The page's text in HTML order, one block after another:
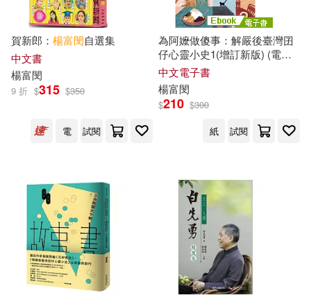
賀新郎： 楊富閔自選集
中文書
楊富閔
9 折 $315 $350
電 試閱
為阿嬤做傻事：解嚴後臺灣囝
仔心靈小史1(增訂新版) (電子
書)
中文電子書
楊富閔
$210 $300
紙
試閱